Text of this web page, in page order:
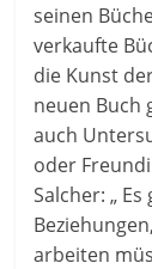
seinen
verkaufte
die Kunst
neuen Buch
auch
oder
Salcher: „
arbeiten